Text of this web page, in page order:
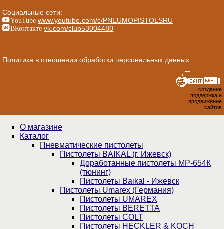
Социальные сети:
YouTube www.youtube.com/c/PNEUMOPISTOLSRU
ВКонтакте vk.com/club53004480
Политика в отношении обработки персональных данных
создание
поддержка и
продвижение
сайтов
О магазине
Каталог
Пнев­ма­ти­чес­кие пистолеты
Пистолеты BAIKAL (г. Ижевск)
Доработанные пистолеты МР-654К
(тюнинг)
Пистолеты Baikal - Ижевск
Пистолеты Umarex (Германия)
Пистолеты UMAREX
Пистолеты BERETTA
Пистолеты COLT
Пистолеты HECKLER & KOCH